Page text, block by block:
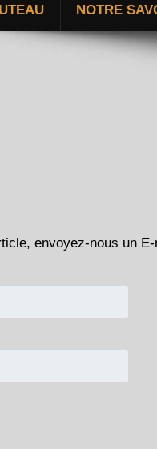
NOTRE
envoyez-nous un